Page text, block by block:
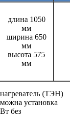
длина 1050
мм
ширина 650
мм
высота 575
мм
(ТЭН)
установка
без